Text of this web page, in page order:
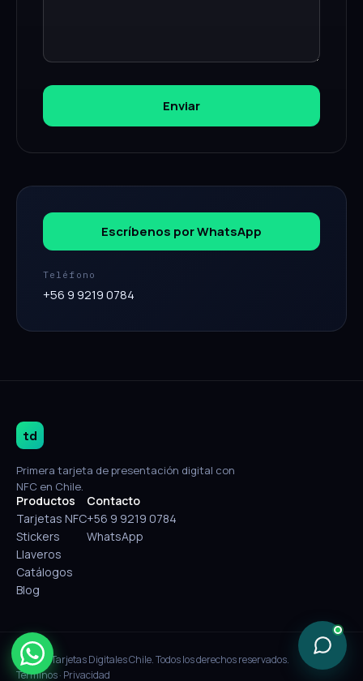
Enviar
Escríbenos por WhatsApp
Teléfono
+56 9 9219 0784
td
Primera tarjeta de presentación digital con
NFC en Chile.
Productos
Tarjetas NFC
Stickers
Llaveros
Catálogos
Blog
Contacto
+56 9 9219 0784
WhatsApp
© 2026 Tarjetas Digitales Chile. Todos los derechos reservados.
Términos· Privacidad